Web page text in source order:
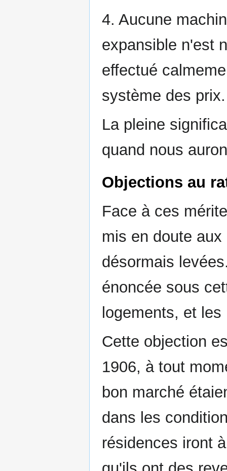
4. Aucune
expansible n'est
effectué
système des prix.
La pleine
quand nous
Objections au
Face à ces
mis en doute
désormais
énoncée sous
logements, et
Cette objection
1906, à tout
bon marché
dans les
résidences iront